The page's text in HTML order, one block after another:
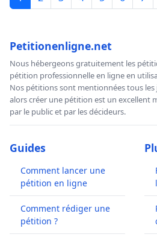
Petitionenligne.net
Nous hébergeons gratuitement les
pétition professionnelle en ligne en
Nos pétitions sont mentionnées tous les
alors créer une pétition est un excellent
par le public et par les décideurs.
Guides
Comment lancer une
pétition en ligne
Comment rédiger une
pétition ?